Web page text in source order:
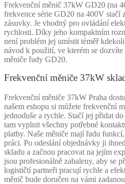
Frekvenční měnič 37kW GD20 (na
frekvence série GD20 na 400V stačí
zásuvky. Je vhodný pro ovládání
rychlosti. Díky jeho kompaktním
není problém jej umístit téměř
návod k použití, ve kterém se
měniče řady GD20.
Frekvenční měniče 37kW
Frekvenční měniče 37kW Praha
našem eshopu si můžete frekvenční
jednoduše a rychle. Stačí jej přidat
tam vyplnit všechny potřebné
platby. Naše měniče mají řadu
práci. Po odeslání objednávky ji
skladu a začnou pracovat na jejím
jsou profesionálně zabaleny, aby se
logističtí partneři pracují rychle a
měnič bude doručen na vámi